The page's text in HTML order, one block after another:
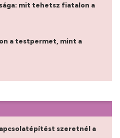
mit tehetsz fiatalon a
a testpermet, mint a
szeretnél a